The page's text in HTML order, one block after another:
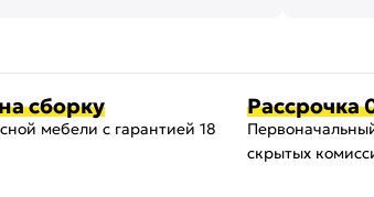
сборку
мебели с гарантией 18
Рассрочка
скрытых